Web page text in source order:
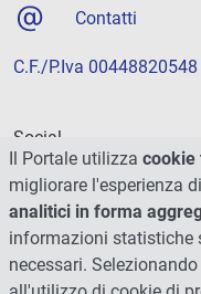
Contatti
C.F./P.Iva 00448820548
Social
Il Portale utilizza cookie
migliorare l'esperienza
analitici in forma
informazioni statistiche
necessari. Selezionando